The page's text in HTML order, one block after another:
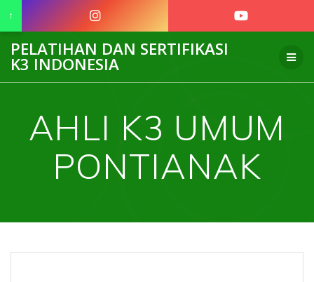
to
PELATIHAN DAN SERTIFIKASI
K3 INDONESIA
AHLI K3 UMUM
PONTIANAK
↑